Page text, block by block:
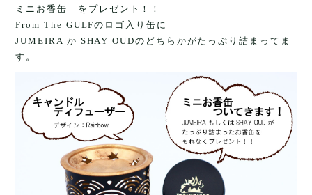
ミニお香缶 をプレゼント！！
From The GULFのロゴ入り缶に
JUMEIRA か SHAY OUDのどちらかがたっぷり詰まってま
す。